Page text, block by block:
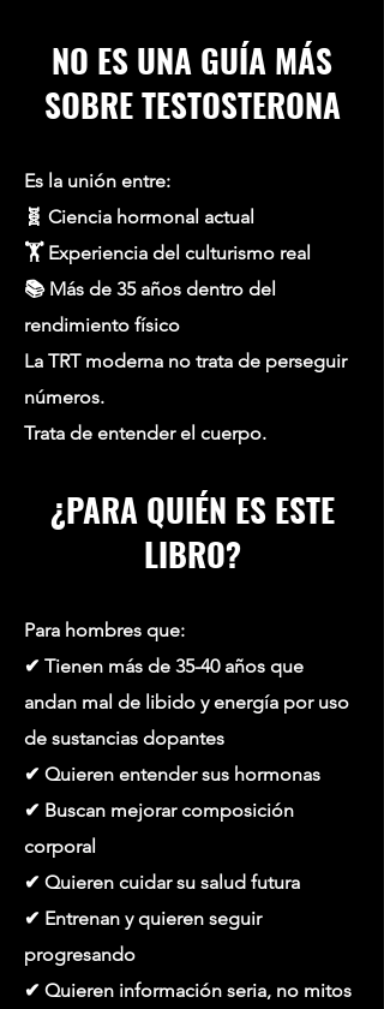
NO ES UNA GUÍA MÁS
SOBRE TESTOSTERONA
Es la unión entre:
🧬 Ciencia hormonal actual
🏋️ Experiencia del culturismo real
📚 Más de 35 años dentro del
rendimiento físico
La TRT moderna no trata de perseguir
números.
Trata de entender el cuerpo.
¿PARA QUIÉN ES ESTE
LIBRO?
Para hombres que:
✔ Tienen más de 35-40 años que
andan mal de libido y energía por uso
de sustancias dopantes
✔ Quieren entender sus hormonas
✔ Buscan mejorar composición
corporal
✔ Quieren cuidar su salud futura
✔ Entrenan y quieren seguir
progresando
✔ Quieren información seria, no mitos